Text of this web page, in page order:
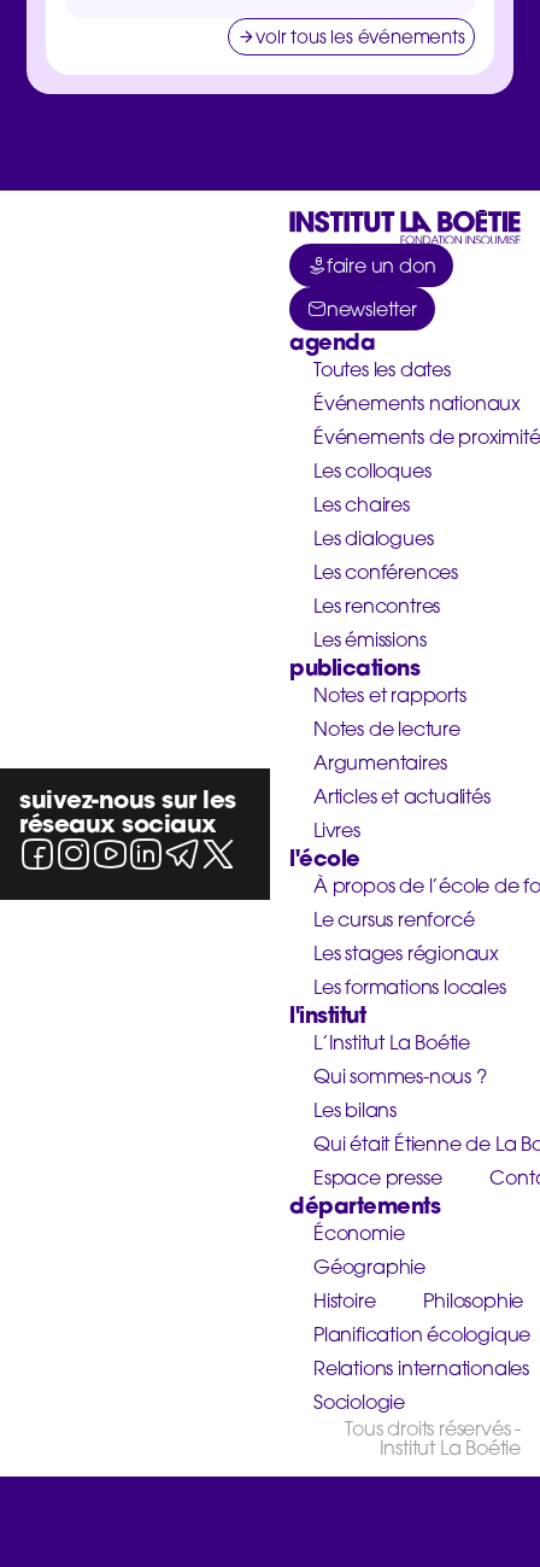
voir tous les événements
suivez-nous sur les
réseaux sociaux
faire un don
newsletter
agenda
Toutes les dates
Événements nationaux
Événements de proximité
Les colloques
Les chaires
Les dialogues
Les conférences
Les rencontres
Les émissions
publications
Notes et rapports
Notes de lecture
Argumentaires
Articles et actualités
Livres
l'école
À propos de l’école de
Le cursus renforcé
Les stages régionaux
Les formations locales
l'institut
L’Institut La Boétie
Qui sommes-nous ?
Les bilans
Qui était Étienne de La
Espace presse
départements
Économie
Géographie
Histoire
Philosophie
Planification écologique
Relations internationales
Sociologie
Tous droits réservés -
Institut La Boétie